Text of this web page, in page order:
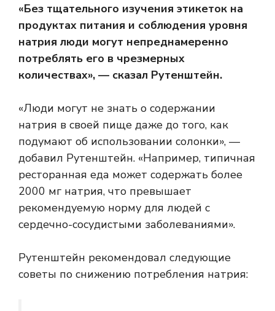
«Без тщательного изучения этикеток на
продуктах питания и соблюдения уровня
натрия люди могут непреднамеренно
потреблять его в чрезмерных
количествах», — сказал Рутенштейн.
«Люди могут не знать о содержании
натрия в своей пище даже до того, как
подумают об использовании солонки», —
добавил Рутенштейн. «Например, типичная
ресторанная еда может содержать более
2000 мг натрия, что превышает
рекомендуемую норму для людей с
сердечно-сосудистыми заболеваниями».
Рутенштейн рекомендовал следующие
советы по снижению потребления натрия: